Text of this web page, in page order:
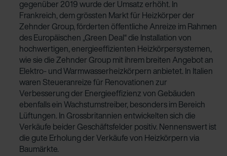
gegenüber 2019 wurde der Umsatz erhöht. In
Frankreich, dem grössten Markt für Heizkörper der
Zehnder Group, förderten öffentliche Anreize im Rahmen
des Europäischen „Green Deal“ die Installation von
hochwertigen, energieeffizienten Heizkörpersystemen,
wie sie die Zehnder Group mit ihrem breiten Angebot an
Elektro- und Warmwasserheizkörpern anbietet. In Italien
waren Steueranreize für Renovationen zur
Verbesserung der Energieeffizienz von Gebäuden
ebenfalls ein Wachstumstreiber, besonders im Bereich
Lüftungen. In Grossbritannien entwickelten sich die
Verkäufe beider Geschäftsfelder positiv. Nennenswert ist
die gute Erholung der Verkäufe von Heizkörpern via
Baumärkte.